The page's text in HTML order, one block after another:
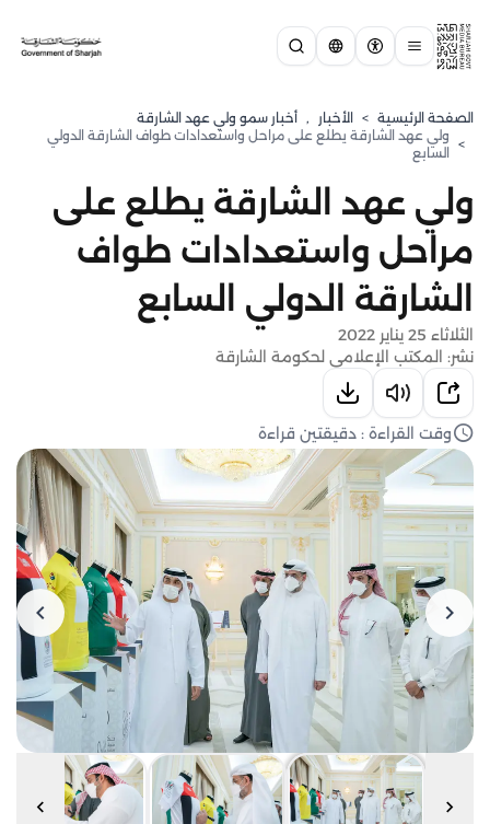
الصفحة الرئيسية > الأخبار , ⁠أخبار سمو ولي عهد الشارقة
>
ولي عهد الشارقة يطلع على مراحل واستعدادات طواف الشارقة الدولي
السابع
ولي عهد الشارقة يطلع على
مراحل واستعدادات طواف
الشارقة الدولي السابع
الثلاثاء 25 يناير 2022
نشر: المكتب الإعلامي لحكومة الشارقة
وقت القراءة : دقيقتين قراءة